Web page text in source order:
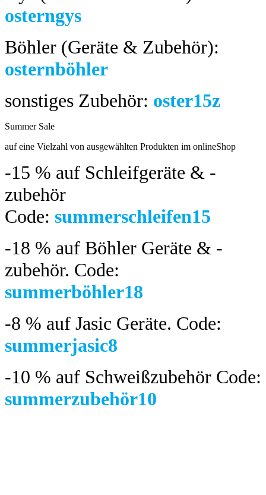
osterngys
Böhler (Geräte & Zubehör):
osternböhler
sonstiges Zubehör: oster15z
Summer Sale
auf eine Vielzahl von ausgewählten Produkten im onlineShop
-15 % auf Schleifgeräte & -
zubehör
Code: summerschleifen15
-18 % auf Böhler Geräte & -
zubehör. Code:
summerböhler18
-8 % auf Jasic Geräte. Code:
summerjasic8
-10 % auf Schweißzubehör Code:
summerzubehör10